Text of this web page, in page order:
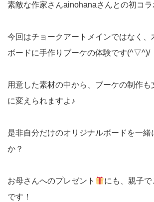
素敵な作家さんainohanaさんとの初コラ
今回はチョークアートメインではなく、
ボードに手作りブーケの体験です(^▽^)/
用意した素材の中から、ブーケの制作も
に変えられますよ♪
是非自分だけのオリジナルボードを一緒
か？
お母さんへのプレゼント
にも、親子
です！